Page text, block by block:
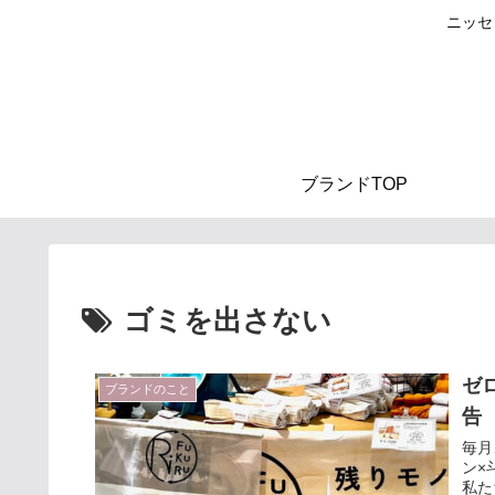
ニッ
ブランドTOP
ゴミを出さない
ブランドのこと
ゼ
告
毎
ン×
私